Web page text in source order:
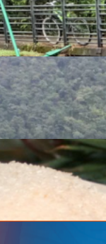
si no
por el